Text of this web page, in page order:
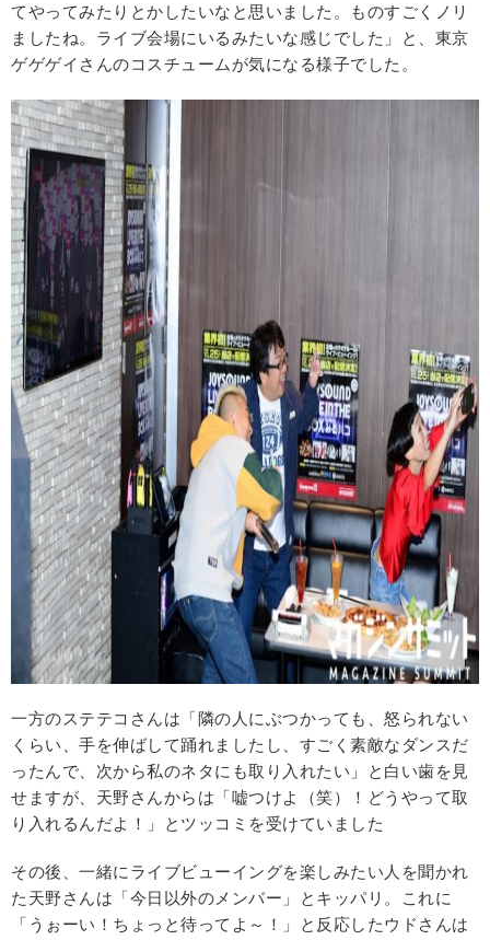
てやってみたりとかしたいなと思いました。ものすごくノリ
ましたね。ライブ会場にいるみたいな感じでした」と、東京
ゲゲゲイさんのコスチュームが気になる様子でした。
一方のステテコさんは「隣の人にぶつかっても、怒られない
くらい、手を伸ばして踊れましたし、すごく素敵なダンスだ
ったんで、次から私のネタにも取り入れたい」と白い歯を見
せますが、天野さんからは「嘘つけよ（笑）！どうやって取
り入れるんだよ！」とツッコミを受けていました
その後、一緒にライブビューイングを楽しみたい人を聞かれ
た天野さんは「今日以外のメンバー」とキッパリ。これに
「うぉーい！ちょっと待ってよ～！」と反応したウドさんは